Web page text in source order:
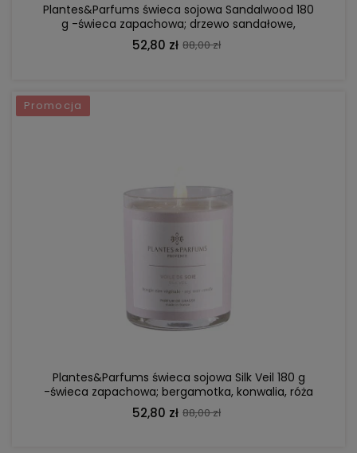
Plantes&Parfums świeca sojowa Sandalwood 180
g -świeca zapachowa; drzewo sandałowe,
kadzidło, gozdziki
52,80 zł 88,00 zł
Plantes&Parfums świeca sojowa Silk Veil 180 g
-świeca zapachowa; bergamotka, konwalia, róża
52,80 zł 88,00 zł
DO KOSZYKA
Promocja